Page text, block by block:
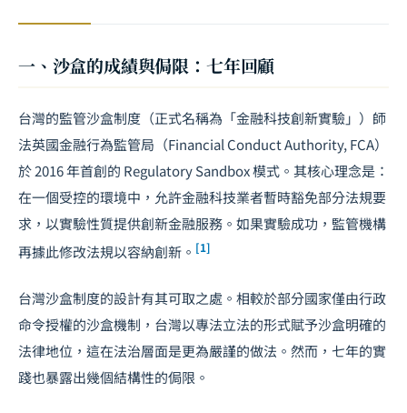
一、沙盒的成績與侷限：七年回顧
台灣的監管沙盒制度（正式名稱為「金融科技創新實驗」）師
法英國金融行為監管局（Financial Conduct Authority, FCA）
於 2016 年首創的 Regulatory Sandbox 模式。其核心理念是：
在一個受控的環境中，允許金融科技業者暫時豁免部分法規要
求，以實驗性質提供創新金融服務。如果實驗成功，監管機構
再據此修改法規以容納創新。 [1]
台灣沙盒制度的設計有其可取之處。相較於部分國家僅由行政
命令授權的沙盒機制，台灣以專法立法的形式賦予沙盒明確的
法律地位，這在法治層面是更為嚴謹的做法。然而，七年的實
踐也暴露出幾個結構性的侷限。